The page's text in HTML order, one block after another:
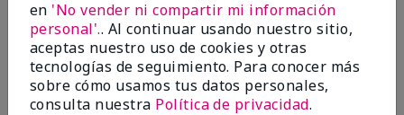
en 'No vender ni compartir mi información
personal'.. Al continuar usando nuestro sitio,
aceptas nuestro uso de cookies y otras
tecnologías de seguimiento. Para conocer más
sobre cómo usamos tus datos personales,
consulta nuestra Política de privacidad.